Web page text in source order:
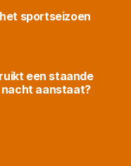
sportseizoen
een staande
aanstaat?